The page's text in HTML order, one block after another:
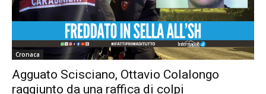
Cronaca
Agguato Scisciano, Ottavio Colalongo
raggiunto da una raffica di colpi